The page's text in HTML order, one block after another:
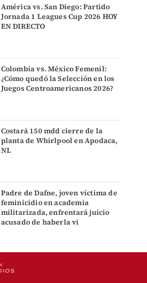
América vs. San Diego: Partido
Jornada 1 Leagues Cup 2026 HOY
EN DIRECTO
Colombia vs. México Femenil:
¿Cómo quedó la Selección en los
Juegos Centroamericanos 2026?
Costará 150 mdd cierre de la
planta de Whirlpool en Apodaca,
NL
Padre de Dafne, joven víctima de
feminicidio en academia
militarizada, enfrentará juicio
acusado de haberla vi